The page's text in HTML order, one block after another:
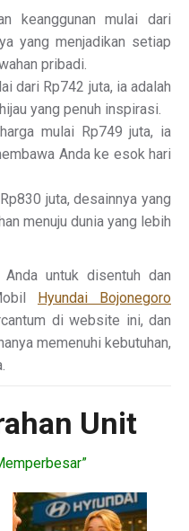
keanggunan mulai dari
yang menjadikan setiap
pribadi.
dari Rp742 juta, ia adalah
yang penuh inspirasi.
mulai Rp749 juta, ia
Anda ke esok hari
juta, desainnya yang
menuju dunia yang lebih
untuk disentuh dan
Hyundai Bojonegoro
di website ini, dan
memenuhi kebutuhan,
Unit